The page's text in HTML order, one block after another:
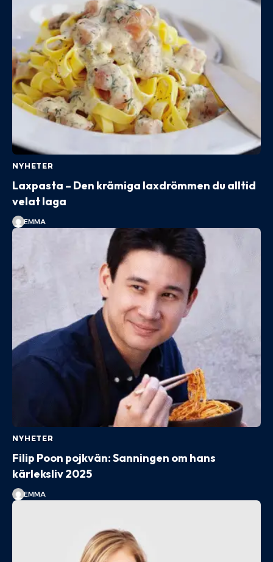
NYHETER
Laxpasta – Den krämiga laxdrömmen du alltid
velat laga
EMMA
NYHETER
Filip Poon pojkvän: Sanningen om hans
kärleksliv 2025
EMMA